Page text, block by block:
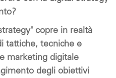
copre in realtà
tattiche, tecniche e
marketing digitale
degli obiettivi